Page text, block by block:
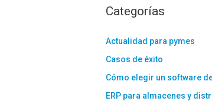
Categorías
Actualidad para pymes
Casos de éxito
Cómo elegir un software
ERP para almacenes y